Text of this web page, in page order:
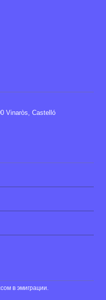
Vinaròs, Castelló
в эмиграции.